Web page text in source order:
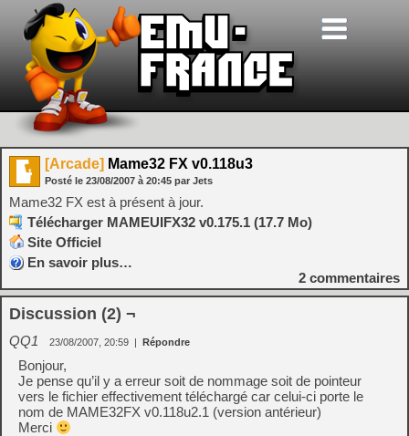
[Arcade] Mame32 FX v0.118u3
Posté le 23/08/2007 à 20:45 par Jets
Mame32 FX est à présent à jour.
Télécharger MAMEUIFX32 v0.175.1 (17.7 Mo)
Site Officiel
En savoir plus…
2 commentaires
Discussion (2) ¬
QQ1 23/08/2007, 20:59 | Répondre
Bonjour,
Je pense qu’il y a erreur soit de nommage soit de pointeur
vers le fichier effectivement téléchargé car celui-ci porte le
nom de MAME32FX v0.118u2.1 (version antérieur)
Merci